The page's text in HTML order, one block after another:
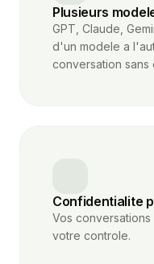
Plusieurs
GPT, Claude,
d'un modele a
conversation
Confidentialite
Vos
votre controle.